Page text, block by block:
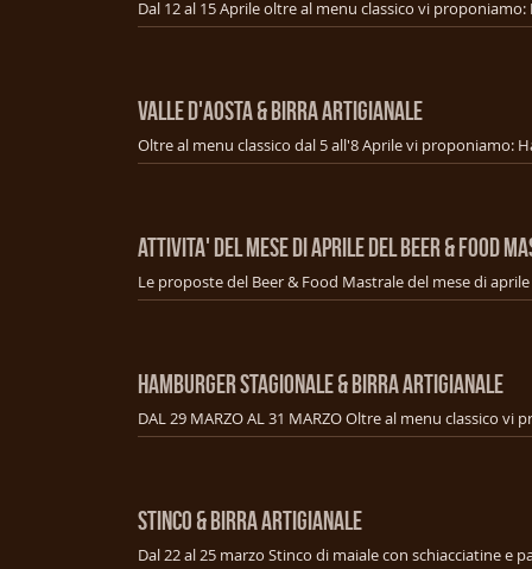
VALLE D'AOSTA & BIRRA ARTIGIANALE
ATTIVITA' DEL MESE DI APRILE DEL BEER & FOOD
HAMBURGER STAGIONALE & BIRRA ARTIGIANALE
STINCO & BIRRA ARTIGIANALE